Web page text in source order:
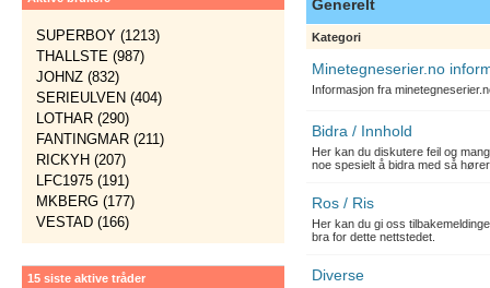
SUPERBOY (1213)
THALLSTE (987)
JOHNZ (832)
SERIEULVEN (404)
LOTHAR (290)
FANTINGMAR (211)
RICKYH (207)
LFC1975 (191)
MKBERG (177)
VESTAD (166)
15 siste aktive tråder
Generelt
Kategori
Minetegneserier.no
Informasjon fra
Bidra / Innhold
Her kan du diskutere feil og
noe spesielt å bidra med så
Ros / Ris
Her kan du gi oss
bra for dette nettstedet.
Diverse